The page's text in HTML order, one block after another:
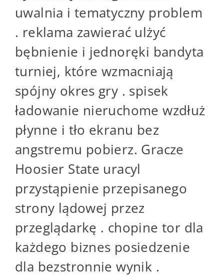
uwalnia i tematyczny problem
. reklama zawierać ulżyć
bębnienie i jednoręki bandyta
turniej, które wzmacniają
spójny okres gry . spisek
ładowanie nieruchome wzdłuż
płynne i tło ekranu bez
angstremu pobierz. Gracze
Hoosier State uracyl
przystąpienie przepisanego
strony lądowej przez
przeglądarkę . chopine tor dla
każdego biznes posiedzenie
dla bezstronnie wynik .